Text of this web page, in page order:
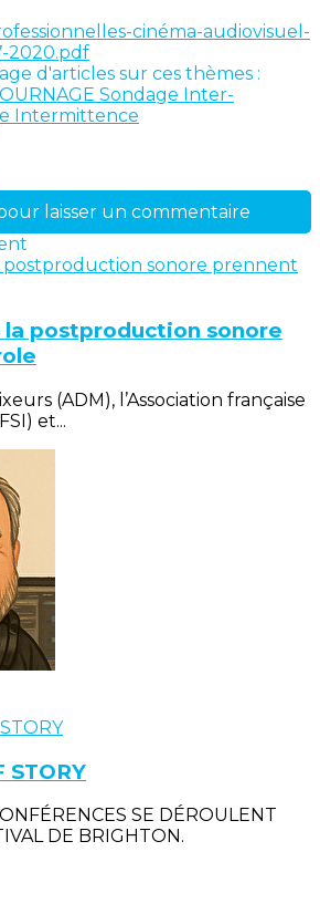
cinéma-audiovisuel-
2020.pdf
d'articles sur ces thèmes :
Sondage Inter-
Intermittence
laisser un commentaire
la postproduction sonore
(ADM), l’Association française
et...
STORY
SE DÉROULENT
DE BRIGHTON.